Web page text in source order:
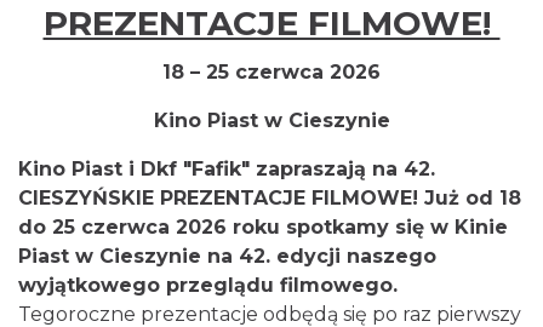
Cieszyn
2026-08-16
0.03 km
Cieszyn
0.03 km
PREZENTACJE FILMOWE!
18 – 25 czerwca 2026
Kino Piast w Cieszynie
Kino Piast i Dkf "Fafik" zapraszają na 42.
CIESZYŃSKIE PREZENTACJE FILMOWE! Już od 18
do 25 czerwca 2026 roku spotkamy się w Kinie
Piast w Cieszynie na 42. edycji naszego
wyjątkowego przeglądu filmowego.
Tegoroczne prezentacje odbędą się po raz pierwszy